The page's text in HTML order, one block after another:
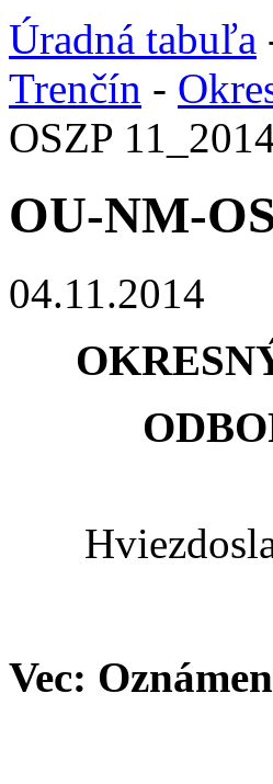
Úradná tabuľa
Trenčín -
OSZP
OU-NM-
04.11.2014
Vec: